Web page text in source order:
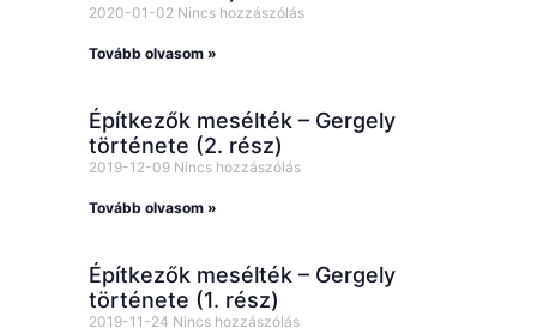
2020-01-02 Nincs hozzászólás
Tovább olvasom »
Építkezők mesélték – Gergely
története (2. rész)
2019-12-09 Nincs hozzászólás
Tovább olvasom »
Építkezők mesélték – Gergely
története (1. rész)
2019-11-24 Nincs hozzászólás